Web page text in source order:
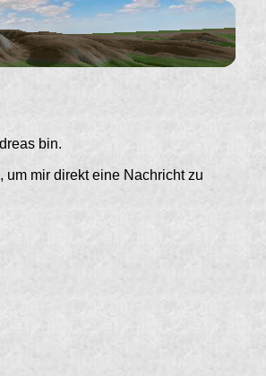
bin.
mir direkt eine Nachricht zu